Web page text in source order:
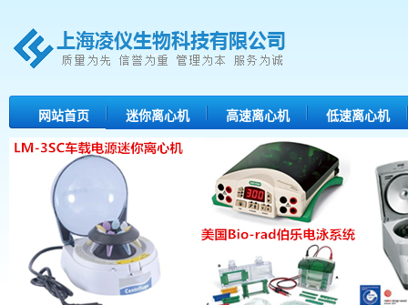
网站首页 迷你离心机 高速离心机 低速离心机